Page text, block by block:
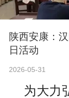
陕西安康：
日活动
2026-05-31
为大力